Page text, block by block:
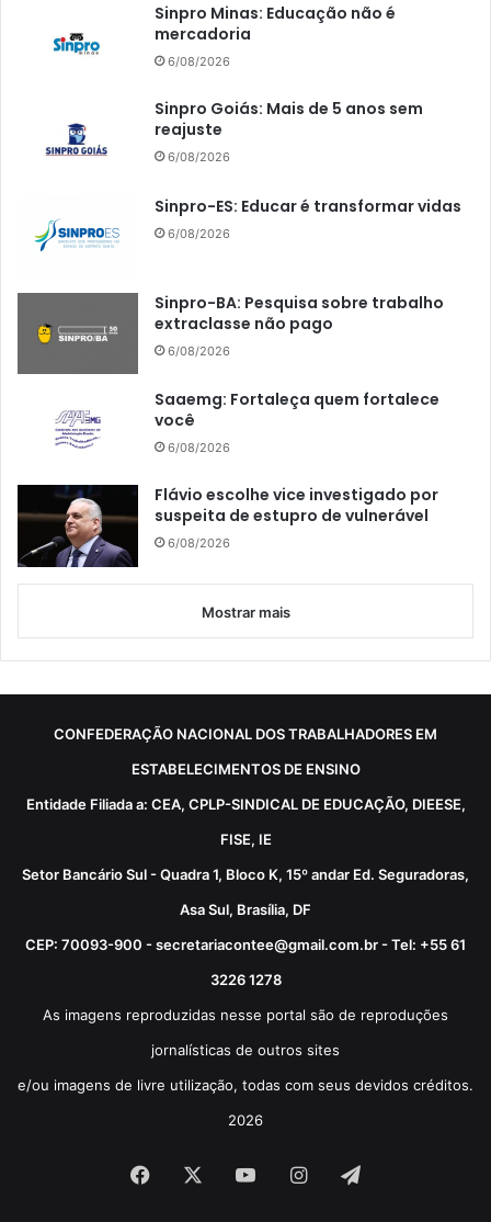
Sinpro Minas: Educação não é
mercadoria
6/08/2026
Sinpro Goiás: Mais de 5 anos sem
reajuste
6/08/2026
Sinpro-ES: Educar é transformar vidas
6/08/2026
Sinpro-BA: Pesquisa sobre trabalho
extraclasse não pago
6/08/2026
Saaemg: Fortaleça quem fortalece
você
6/08/2026
Flávio escolhe vice investigado por
suspeita de estupro de vulnerável
6/08/2026
Mostrar mais
CONFEDERAÇÃO NACIONAL DOS TRABALHADORES EM
ESTABELECIMENTOS DE ENSINO
Entidade Filiada a: CEA, CPLP-SINDICAL DE EDUCAÇÃO, DIEESE,
FISE, IE
Setor Bancário Sul - Quadra 1, Bloco K, 15º andar Ed. Seguradoras,
Asa Sul, Brasília, DF
CEP: 70093-900 - secretariacontee@gmail.com.br - Tel: +55 61
3226 1278
As imagens reproduzidas nesse portal são de reproduções
jornalísticas de outros sites
e/ou imagens de livre utilização, todas com seus devidos créditos.
2026
Facebook YouTubeInstagram